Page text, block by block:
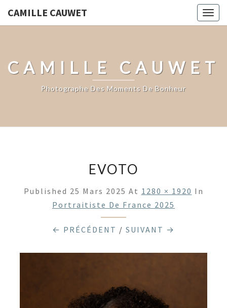
CAMILLE CAUWET
CAMILLE CAUWET
Photographe Des Moments De Bonheur
EVOTO
Published 25 Mars 2025 At 1280 × 1920 In
Portraitiste De France 2025
← PRÉCÉDENT / SUIVANT →